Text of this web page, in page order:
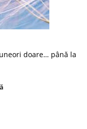
doare… până la